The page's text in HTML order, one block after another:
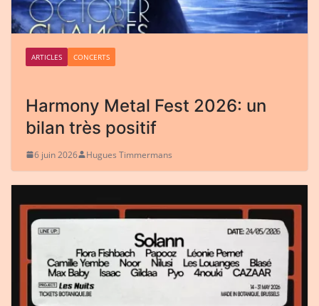
ARTICLES CONCERTS
Harmony Metal Fest 2026: un
bilan très positif
6 juin 2026 Hugues Timmermans